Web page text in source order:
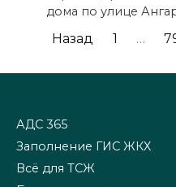
дома по улице
Пагинация
Назад 1 …
АДС 365
Заполнение ГИС ЖКХ
Всё для ТСЖ